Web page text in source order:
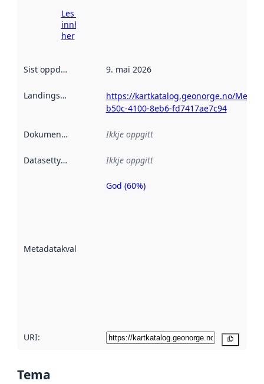
Les meir om
innhenting
her
Sist oppdatert 9. mai 2026
Landingsside
https://kartkatalog.geonorge.no/
b50c-4100-8eb6-fd7417ae7c94
Dokumentasjon Ikkje oppgitt
Datasettype Ikkje oppgitt
Metadatakvalitet
Metadatakvalitet
God (60%)
URI:
Tema